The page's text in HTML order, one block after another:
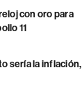
con oro para
11
sería la inflación,